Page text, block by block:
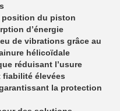
position du piston
d’énergie
de vibrations grâce au
hélicoïdale
réduisant l’usure
élevées
la protection